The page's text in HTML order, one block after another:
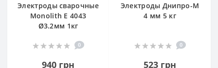
Электроды сварочные
Monolith E 4043
Ø3.2мм 1кг
0
940 грн
Электроды Днипро-М
4 мм 5 кг
0
523 грн